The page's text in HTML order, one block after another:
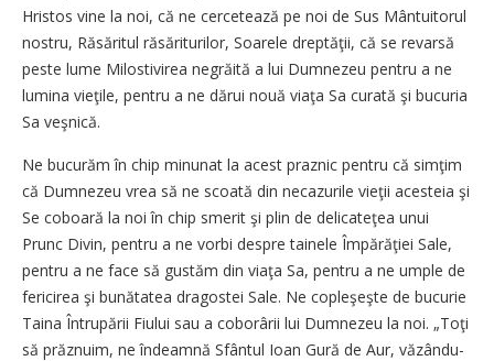
Hristos vine la noi, că ne cercetează pe noi de Sus Mântuitorul
nostru, Răsăritul răsăriturilor, Soarele dreptăţii, că se revarsă
peste lume Milostivirea negrăită a lui Dumnezeu pentru a ne
lumina vieţile, pentru a ne dărui nouă viaţa Sa curată şi bucuria
Sa veşnică.
Ne bucurăm în chip minunat la acest praznic pentru că simţim
că Dumnezeu vrea să ne scoată din necazurile vieţii acesteia şi
Se coboară la noi în chip smerit şi plin de delicateţea unui
Prunc Divin, pentru a ne vorbi despre tainele Împărăţiei Sale,
pentru a ne face să gustăm din viaţa Sa, pentru a ne umple de
fericirea şi bunătatea dragostei Sale. Ne copleşeşte de bucurie
Taina Întrupării Fiului sau a coborârii lui Dumnezeu la noi. „Toţi
să prăznuim, ne îndeamnă Sfântul Ioan Gură de Aur, văzându-